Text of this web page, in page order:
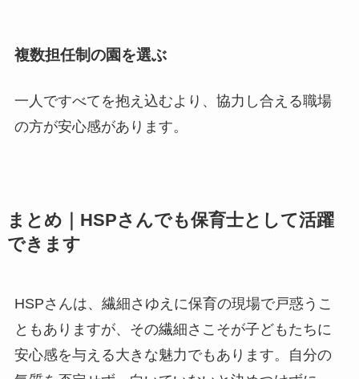
複数担任制の園を選ぶ
一人ですべてを抱え込むより、協力し合える職場
の方が安心感があります。
まとめ｜HSPさんでも保育士として活躍
できます
HSPさんは、繊細さゆえに保育の現場で戸惑うこ
ともありますが、その繊細さこそが子どもたちに
安心感を与える大きな魅力でもあります。自分の